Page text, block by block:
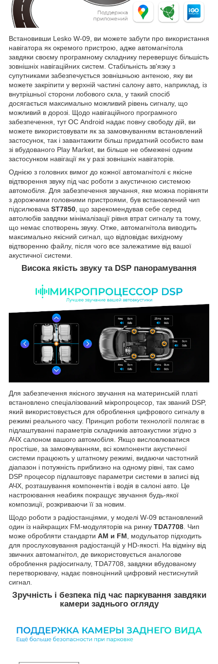
Встановивши Lesko W-09, ви можете забути про використання
навігатора як окремого пристрою, адже автомагнітола
завдяки своєму програмному складнику перевершує більшість
зовнішніх навігаційних систем. Стабільність зв'язку з
супутниками забезпечується зовнішньою антеною, яку ви
можете закріпити у верхній частині салону авто, наприклад, із
внутрішньої сторони лобового скла, у такий спосіб
досягається максимально можливий рівень сигналу, що
можливий в дорозі. Щодо навігаційного програмного
забезпечення, тут ОС Android надає повну свободу дій, ви
можете використовувати як за замовчуванням встановлений
застосунок, так і завантажити більш придатний особисто вам
зі вбудованого Play Market, ви більше не обмежені одним
застосунком навігації як у разі зовнішніх навігаторів.
Однією з головних вимог до кожної автомагнітолі є якісне
відтворення звуку під час роботи з акустичною системою
автомобіля. Для забезпечення звучання, яке можна порівняти
з дорожчими головними пристроями, був встановлений чип
підсилювача ST7850 , що зарекомендував себе серед
автолюбів завдяки мінімалізації рівня втрат сигналу та тому,
що немає спотворень звуку. Отже, автомагнітола виводить
максимально якісний сигнал, що відповідає вихідному
відтворенню файлу, після чого все залежатиме від вашої
акустичної системи.
Висока якість звуку та DSP панорамування
Для забезпечення якісного звучання на материнській платі
встановлено спеціалізований мікропроцесор, так званий DSP,
який використовується для оброблення цифрового сигналу в
режимі реального часу. Принцип роботи технології полягає в
підлаштуванні параметрів складників автоакустики згідно з
АЧХ салоном вашого автомобіля. Якщо висловлюватися
простіше, за замовчуванням, всі компоненти акустичної
системи працюють у штатному режимі, видаючи частотний
діапазон і потужність приблизно на одному рівні, так само
DSP процесор підлаштовує параметри системи в записі від
АЧХ, розташування компонентів і водія в салоні авто. Це
настроювання неабияк покращує звучання будь-якої
композиції, розкриваючи її за новим.
Щодо роботи з радіостанціями, у моделі W-09 встановлений
один із найкращих FM-модуляторів на ринку TDA7708. Чип
може обробляти стандарти AM и FM, модульатор підходить
для прослуховування радіостанцій у HD-якості. На відміну від
звичних автомагнітол, де використовується аналогове
оброблення радіосигналу, TDA7708, завдяки вбудованому
перетворювачу, надає повноцінний цифровий нестиснутий
сигнал.
Зручність і безпека під час паркування завдяки
камери заднього огляду